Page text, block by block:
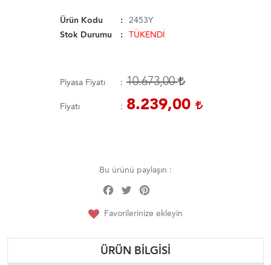
Ürün Kodu
2453Y
Stok Durumu
TÜKENDİ
Piyasa Fiyatı 10.673,00
Fiyatı 8.239,00
Bu ürünü paylaşın :
Facebook
Twitter
Favorilerinize ekleyin
ÜRÜN BILGISI